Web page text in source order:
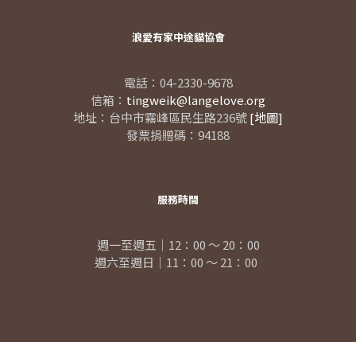
浪愛有家中途貓協會
電話：04-2330-9678
信箱： tingweik@langelove.org
地址：台中市霧峰區民生路236號[地圖]
發票捐贈碼：94188
服務時間
週一至週五｜12：00 ～ 20：00
週六至週日｜11：00 ～ 21：00